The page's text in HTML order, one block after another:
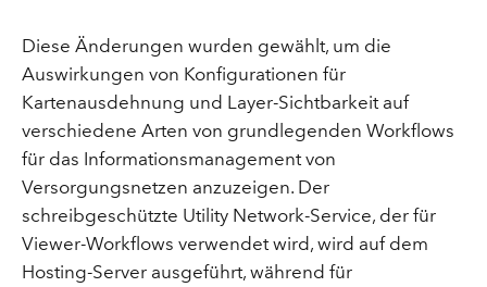
Diese Änderungen wurden gewählt, um die
Auswirkungen von Konfigurationen für
Kartenausdehnung und Layer-Sichtbarkeit auf
verschiedene Arten von grundlegenden Workflows
für das Informationsmanagement von
Versorgungsnetzen anzuzeigen. Der
schreibgeschützte Utility Network-Service, der für
Viewer-Workflows verwendet wird, wird auf dem
Hosting-Server ausgeführt, während für